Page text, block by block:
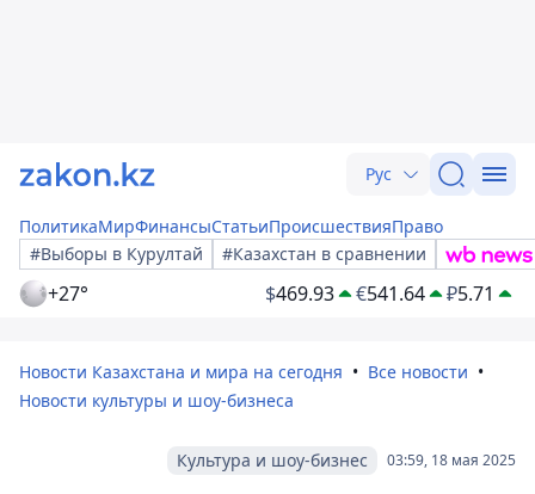
Рус
ПолитикаМирФинансыСтатьиПроисшествияПраво
#Выборы в Курултай
#Казахстан в сравнении
+27° $469.93 €541.64 ₽5.71
Новости Казахстана и мира на сегодня
Все новости
Новости культуры и шоу-бизнеса
03:59, 18 мая 2025
Культура и шоу-бизнес